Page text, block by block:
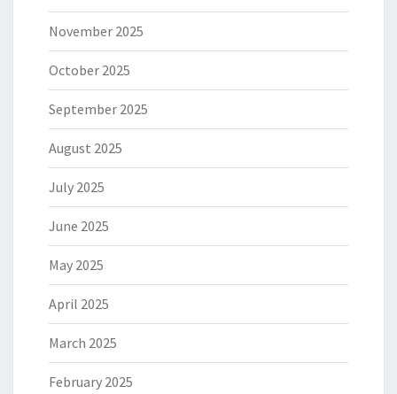
November 2025
October 2025
September 2025
August 2025
July 2025
June 2025
May 2025
April 2025
March 2025
February 2025